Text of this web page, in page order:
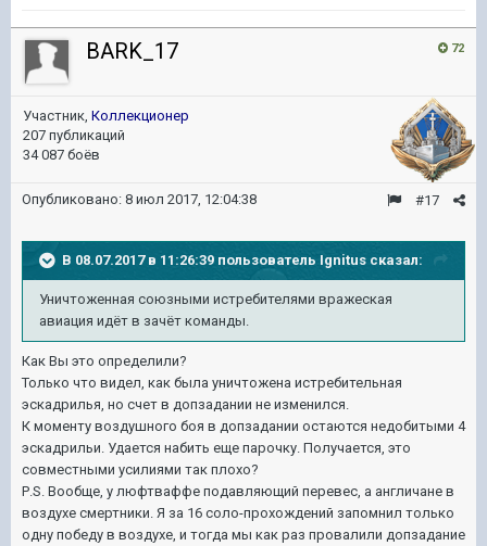
72
BARK_17
Участник, Коллекционер
207 публикаций
34 087 боёв
#17
Опубликовано: 8 июл 2017, 12:04:38
В 08.07.2017 в 11:26:39 пользователь Ignitus сказал:
Уничтоженная союзными истребителями вражеская
авиация идёт в зачёт команды.
Как Вы это определили?
Только что видел, как была уничтожена истребительная
эскадрилья, но счет в допзадании не изменился.
К моменту воздушного боя в допзадании остаются недобитыми 4
эскадрильи. Удается набить еще парочку. Получается, это
совместными усилиями так плохо?
P.S. Вообще, у люфтваффе подавляющий перевес, а англичане в
воздухе смертники. Я за 16 соло-прохождений запомнил только
одну победу в воздухе, и тогда мы как раз провалили допзадание